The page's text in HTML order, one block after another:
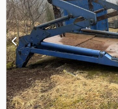
informacij se obrnite na ATS Norway.